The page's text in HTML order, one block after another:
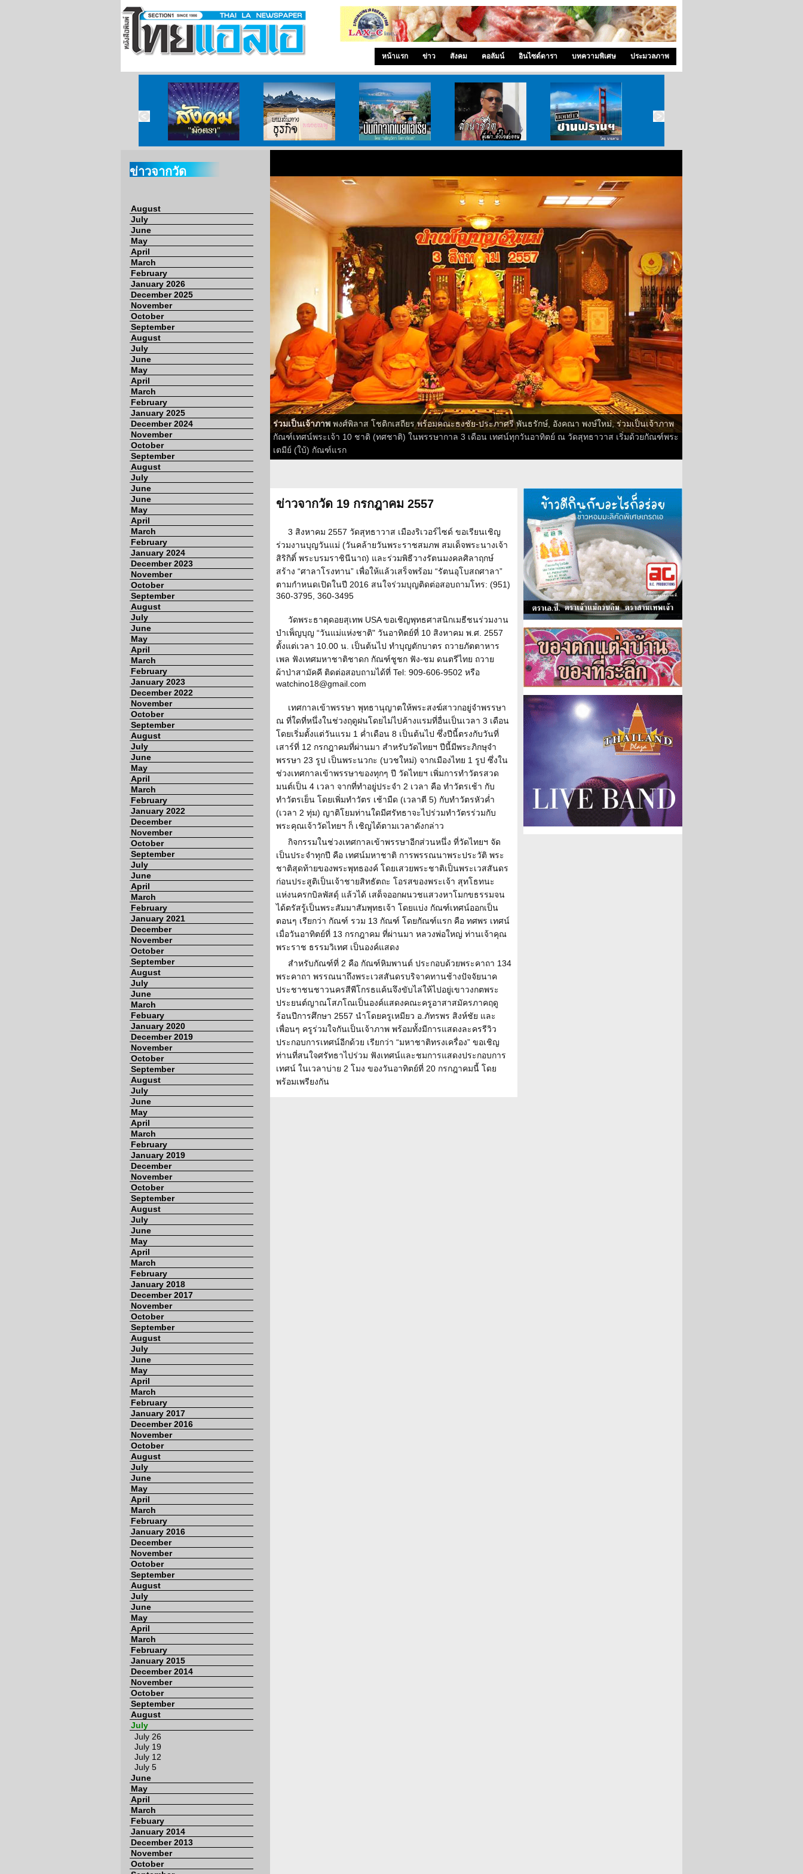
หน้าแรก ข่าว สังคม คอลัมน์ อินไซด์ดารา บทความพิเศษ ประมวลภาพ
สังคมมังตรา บนเส้นทางธุรกิจ บันทึกจากเบย์เอเรีย ลำนำ..ชีวิต บอกข่าว ซานฟราน ท่องไปใน San Francisco
ข่าวจากวัด
August
July
June
May
April
March
February
January 2026
December 2025
November
October
September
August
July
June
May
April
March
February
January 2025
December 2024
November
October
September
August
July
June
June
May
April
March
February
January 2024
December 2023
November
October
September
August
July
June
May
April
March
February
January 2023
December 2022
November
October
September
August
July
June
May
April
March
February
January 2022
December
November
October
September
July
June
April
March
February
January 2021
December
November
October
September
August
July
June
March
Febuary
January 2020
December 2019
November
October
September
August
July
June
May
April
March
February
January 2019
December
November
October
September
August
July
June
May
April
March
February
January 2018
December 2017
November
October
September
August
July
June
May
April
March
February
January 2017
December 2016
November
October
August
July
June
May
April
March
February
January 2016
December
November
October
September
August
July
June
May
April
March
February
January 2015
December 2014
November
October
September
August
July
July 26
July 19
July 12
July 5
June
May
April
March
Febuary
January 2014
December 2013
November
October
ร่วมเป็นเจ้าภาพ พงศ์พิลาส โชติกเสถียร พร้อมคณะธงชัย-ประภาศรี พันธรักษ์, อังคณา พงษ์ใหม่, ร่วมเป็นเจ้าภาพ
กัณฑ์เทศน์พระเจ้า 10 ชาติ (ทศชาติ) ในพรรษากาล 3 เดือน เทศน์ทุกวันอาทิตย์ ณ วัดสุทธาวาส เริ่มด้วยกัณฑ์พระ
เตมีย์ (ใบ้) กัณฑ์แรก
ข่าวจากวัด 19 กรกฎาคม 2557
3 สิงหาคม 2557 วัดสุทธาวาส เมืองริเวอร์ไซด์ ขอเรียนเชิญ
ร่วมงานบุญวันแม่ (วันคล้ายวันพระราชสมภพ สมเด็จพระนางเจ้า
สิริกิติ์ พระบรมราชินีนาถ) และร่วมพิธีวางรัตนมงคลศิลาฤกษ์
สร้าง “ศาลาโรงทาน” เพื่อให้แล้วเสร็จพร้อม “รัตนอุโบสถศาลา”
ตามกำหนดเปิดในปี 2016 สนใจร่วมบุญติดต่อสอบถามโทร: (951)
360-3795, 360-3495
วัดพระธาตุดอยสุเทพ USA ขอเชิญพุทธศาสนิกเมธีชนร่วมงาน
บำเพ็ญบุญ “วันแม่แห่งชาติ" วันอาทิตย์ที่ 10 สิงหาคม พ.ศ. 2557
ตั้งแต่เวลา 10.00 น. เป็นต้นไป ทำบุญตักบาตร ถวายภัตตาหาร
เพล ฟังเทศมหาชาติชาดก กัณฑ์ชูชก ฟัง-ชม ดนตรีไทย ถวาย
ผ้าป่าสามัคคี ติดต่อสอบถามได้ที่ Tel: 909-606-9502 หรือ
watchino18@gmail.com
เทศกาลเข้าพรรษา พุทธานุญาตให้พระสงฆ์สาวกอยู่จำพรรษา
ณ ที่ใดที่หนึ่งในช่วงฤดูฝนโดยไม่ไปค้างแรมที่อื่นเป็นเวลา 3 เดือน
โดยเริ่มตั้งแต่วันแรม 1 ค่ำเดือน 8 เป็นต้นไป ซึ่งปีนี้ตรงกับวันที่
เสาร์ที่ 12 กรกฎาคมที่ผ่านมา สำหรับวัดไทยฯ ปีนี้มีพระภิกษุจำ
พรรษา 23 รูป เป็นพระนวกะ (บวชใหม่) จากเมืองไทย 1 รูป ซึ่งใน
ช่วงเทศกาลเข้าพรรษาของทุกๆ ปี วัดไทยฯ เพิ่มการทำวัตรสวด
มนต์เป็น 4 เวลา จากที่ทำอยู่ประจำ 2 เวลา คือ ทำวัตรเช้า กับ
ทำวัตรเย็น โดยเพิ่มทำวัตร เช้ามืด (เวลาตี 5) กับทำวัตรหัวค่ำ
(เวลา 2 ทุ่ม) ญาติโยมท่านใดมีศรัทธาจะไปร่วมทำวัตรร่วมกับ
พระคุณเจ้าวัดไทยฯ ก็ เชิญได้ตามเวลาดังกล่าว
กิจกรรมในช่วงเทศกาลเข้าพรรษาอีกส่วนหนึ่ง ที่วัดไทยฯ จัด
เป็นประจำทุกปี คือ เทศน์มหาชาติ การพรรณนาพระประวัติ พระ
ชาติสุดท้ายของพระพุทธองค์ โดยเสวยพระชาติเป็นพระเวสสันดร
ก่อนประสูติเป็นเจ้าชายสิทธัตถะ โอรสของพระเจ้า สุทโธทนะ
แห่งนครกบิลพัสดุ์ แล้วได้ เสด็จออกผนวชแสวงหาโมกขธรรมจน
ได้ตรัสรู้เป็นพระสัมมาสัมพุทธเจ้า โดยแบ่ง กัณฑ์เทศน์ออกเป็น
ตอนๆ เรียกว่า กัณฑ์ รวม 13 กัณฑ์ โดยกัณฑ์แรก คือ ทศพร เทศน์
เมื่อวันอาทิตย์ที่ 13 กรกฎาคม ที่ผ่านมา หลวงพ่อใหญ่ ท่านเจ้าคุณ
พระราช ธรรมวิเทศ เป็นองค์แสดง
สำหรับกัณฑ์ที่ 2 คือ กัณฑ์หิมพานต์ ประกอบด้วยพระคาถา 134
พระคาถา พรรณนาถึงพระเวสสันดรบริจาคทานช้างปัจจัยนาค
ประชาชนชาวนครสีพีโกรธแค้นจึงขับไล่ให้ไปอยู่เขาวงกตพระ
ประยนต์ญาณโสภโณเป็นองค์แสดงคณะครูอาสาสมัครภาคฤดู
ร้อนปีการศึกษา 2557 นำโดยครูเหมียว อ.ภัทรพร สิงห์ชัย และ
เพื่อนๆ ครูร่วมใจกันเป็นเจ้าภาพ พร้อมทั้งมีการแสดงละครรีวิว
ประกอบการเทศน์อีกด้วย เรียกว่า “มหาชาติทรงเครื่อง” ขอเชิญ
ท่านที่สนใจศรัทธาไปร่วม ฟังเทศน์และชมการแสดงประกอบการ
เทศน์ ในเวลาบ่าย 2 โมง ของวันอาทิตย์ที่ 20 กรกฎาคมนี้ โดย
พร้อมเพรียงกัน